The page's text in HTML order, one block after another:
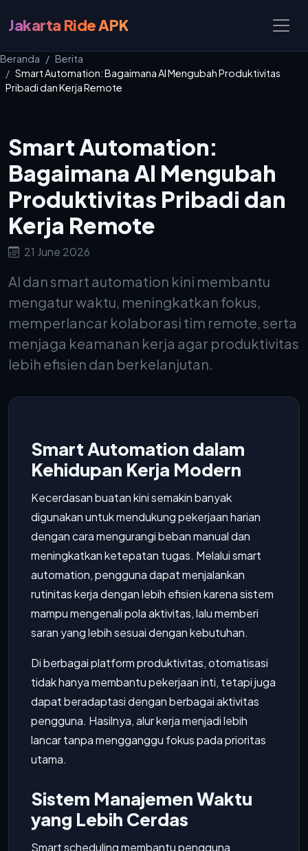
Jakarta Ride APK
Beranda
Berita
Smart Automation: Bagaimana AI Mengubah Produktivitas
Pribadi dan Kerja Remote
Smart Automation:
Bagaimana AI Mengubah
Produktivitas Pribadi dan
Kerja Remote
21 June 2026
AI dan smart automation kini membantu
mengatur waktu, meningkatkan fokus,
memperlancar kolaborasi tim remote, serta
menjaga keamanan kerja agar produktivitas
lebih efisien dan berkelanjutan.
Smart Automation dalam
Kehidupan Kerja Modern
Kecerdasan buatan kini semakin banyak
digunakan untuk mendukung pekerjaan harian
dengan cara mengurangi beban manual dan
meningkatkan ketepatan tugas. Melalui smart
automation, pengguna dapat menjalankan
rutinitas kerja dengan lebih efisien karena sistem
mampu mengenali pola aktivitas, lalu memberi
saran yang lebih sesuai dengan kebutuhan.
Di berbagai platform produktivitas, otomatisasi
tidak hanya membantu pekerjaan inti, tetapi juga
dapat beradaptasi dengan berbagai aktivitas
pengguna. Hasilnya, alur kerja menjadi lebih
lancar tanpa mengganggu fokus pada prioritas
utama.
Sistem Manajemen Waktu
yang Lebih Cerdas
Smart scheduling membantu pengguna